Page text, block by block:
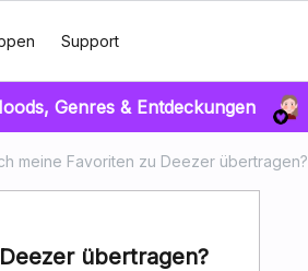
Support
Genres & Entdeckungen
meine Favoriten zu Deezer übertragen?
übertragen?